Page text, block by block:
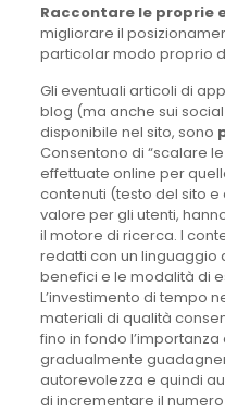
Raccontare le proprie
migliorare il
particolar modo proprio
Gli eventuali articoli di
blog (ma anche sui
disponibile nel sito, sono
Consentono di “scalare
effettuate online per
contenuti (testo del sito
valore per gli utenti,
il motore di ricerca. I
redatti con un linguaggio
benefici e le modalità di
L’investimento di tempo
materiali di qualità
fino in fondo
gradualmente
autorevolezza e quindi
di incrementare il